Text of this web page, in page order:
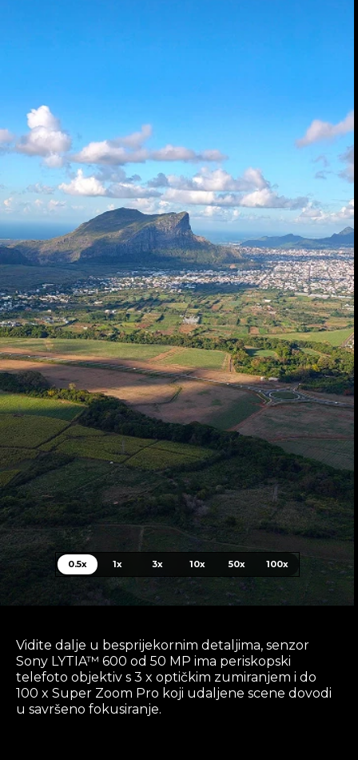
0.5x 1x 3x 10x 50x 100x
Vidite dalje u besprijekornim detaljima, senzor
Sony LYTIA™ 600 od 50 MP ima periskopski
telefoto objektiv s 3 x optičkim zumiranjem i do
100 x Super Zoom Pro koji udaljene scene dovodi
u savršeno fokusiranje.